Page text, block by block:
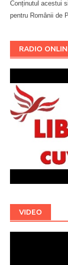
Conținutul acestui
pentru Românii de
RADIO
VIDEO